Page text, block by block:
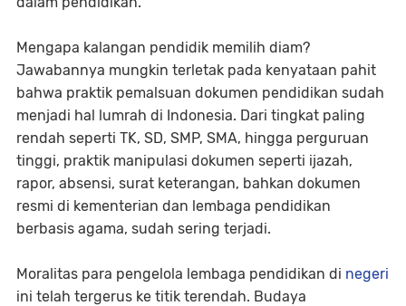
Mengapa kalangan pendidik memilih diam?
Jawabannya mungkin terletak pada kenyataan pahit
bahwa praktik pemalsuan dokumen pendidikan sudah
menjadi hal lumrah di Indonesia. Dari tingkat paling
rendah seperti TK, SD, SMP, SMA, hingga perguruan
tinggi, praktik manipulasi dokumen seperti ijazah,
rapor, absensi, surat keterangan, bahkan dokumen
resmi di kementerian dan lembaga pendidikan
berbasis agama, sudah sering terjadi.
Moralitas para pengelola lembaga pendidikan di negeri
ini telah tergerus ke titik terendah. Budaya